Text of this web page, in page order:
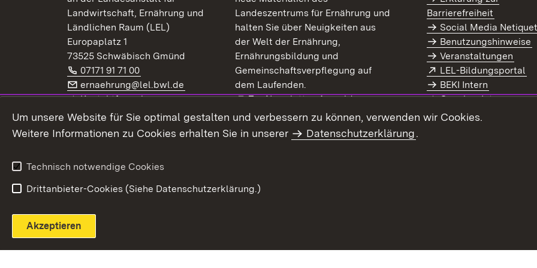
Landwirtschaft, Ernährung und
Ländlichen Raum (LEL)
Europaplatz 1
73525 Schwäbisch Gmünd
Telefon:
07171 91 71 00 (Öffnet in neuem Fenster)
E-Mail:
ernaehrung@lel.bwl.de (Öffnet in neuem Fenster)
Kontaktformular
Extern:
LinkedIn (Öffnet in neuem Fenster)
Landeszentrums für Ernährung und
halten Sie über Neuigkeiten aus
der Welt der Ernährung,
Ernährungsbildung und
Gemeinschaftsverpflegung auf
dem Laufenden.
Extern:
Zur Newsletter-Anmeldung(Öffnet in neuem Fenster)
Newsletter-Archiv
Barrierefreiheit
Social Media
Benutzungshinweise
Veranstaltungen
Extern:
LEL-Bildungsportal
BEKI Intern
Coaches Intern
Intranet
Um unsere Website für Sie optimal gestalten und verbessern zu können, verwenden wir Cookies.
Weitere Informationen zu Cookies erhalten Sie in unserer
Datenschutzerklärung.
Technisch notwendige Cookies
Drittanbieter-Cookies (Siehe Datenschutzerklärung.)
Akzeptieren